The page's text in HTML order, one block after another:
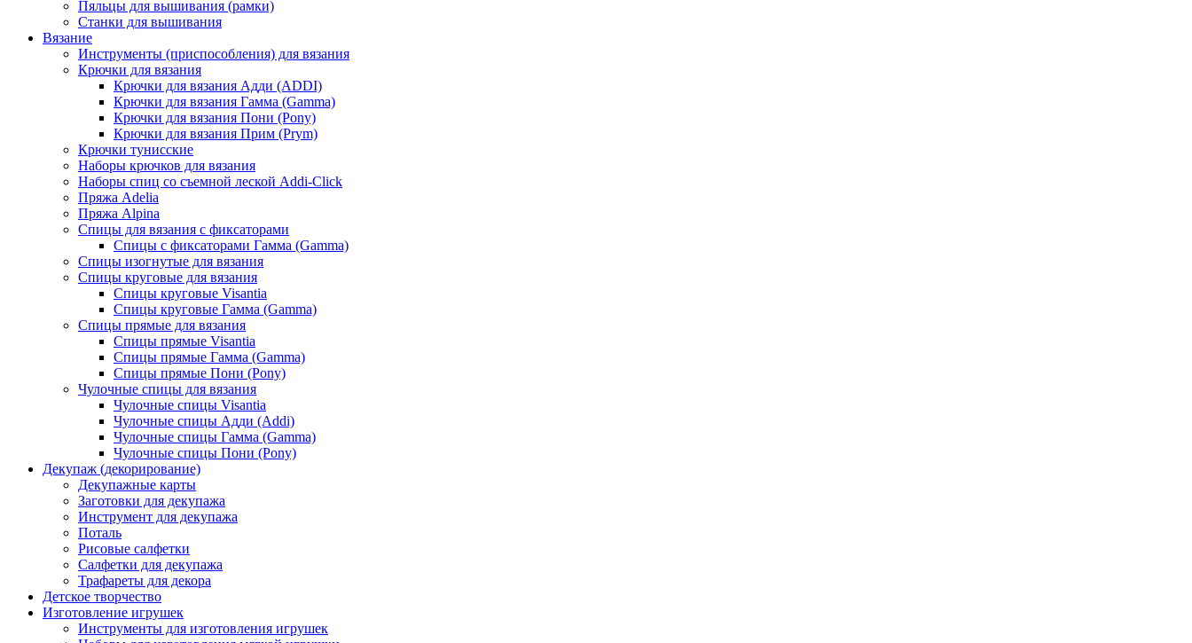
Пяльцы для вышивания (рамки)
Станки для вышивания
Вязание
Инструменты (приспособления) для вязания
Крючки для вязания
Крючки для вязания Адди (ADDI)
Крючки для вязания Гамма (Gamma)
Крючки для вязания Пони (Pony)
Крючки для вязания Прим (Prym)
Крючки тунисские
Наборы крючков для вязания
Наборы спиц со съемной леской Addi-Click
Пряжа Adelia
Пряжа Alpina
Спицы для вязания с фиксаторами
Спицы с фиксаторами Гамма (Gamma)
Спицы изогнутые для вязания
Спицы круговые для вязания
Спицы круговые Visantia
Спицы круговые Гамма (Gamma)
Спицы прямые для вязания
Спицы прямые Visantia
Спицы прямые Гамма (Gamma)
Спицы прямые Пони (Pony)
Чулочные спицы для вязания
Чулочные спицы Visantia
Чулочные спицы Адди (Addi)
Чулочные спицы Гамма (Gamma)
Чулочные спицы Пони (Pony)
Декупаж (декорирование)
Декупажные карты
Заготовки для декупажа
Инструмент для декупажа
Поталь
Рисовые салфетки
Салфетки для декупажа
Трафареты для декора
Детское творчество
Изготовление игрушек
Инструменты для изготовления игрушек